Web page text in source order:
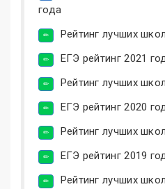
года
Рейтинг лучших
ЕГЭ рейтинг 2021
Рейтинг лучших
ЕГЭ рейтинг 2020
Рейтинг лучших
ЕГЭ рейтинг 2019
Рейтинг лучших